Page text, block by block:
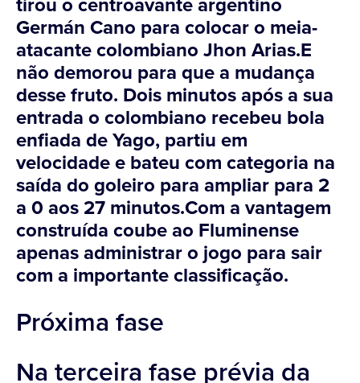
Germán Cano para colocar o meia-
atacante colombiano Jhon Arias.E
não demorou para que a mudança
desse fruto. Dois minutos após a sua
entrada o colombiano recebeu bola
enfiada de Yago, partiu em
velocidade e bateu com categoria na
saída do goleiro para ampliar para 2
a 0 aos 27 minutos.Com a vantagem
construída coube ao Fluminense
apenas administrar o jogo para sair
com a importante classificação.
Próxima fase
Na terceira fase prévia da